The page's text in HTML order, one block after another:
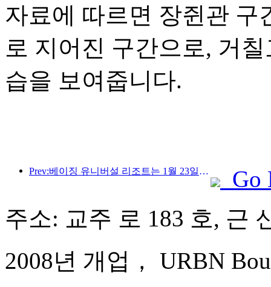
자료에 따르면 장쥔관 구
로 지어진 구간으로, 거
습을 보여줍니다.
Prev:베이징 유니버설 리조트는 1월 23일부터 40일간 유니버설 중국 설날 이벤트를 개최합니다.
Go
주소: 교주 로 183 호, 근
2008년 개업， URBN